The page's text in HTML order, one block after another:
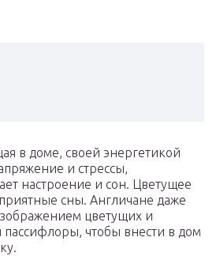
в доме, своей энергетикой
и стрессы,
настроение и сон. Цветущее
сны. Англичане даже
цветущих и
чтобы внести в дом